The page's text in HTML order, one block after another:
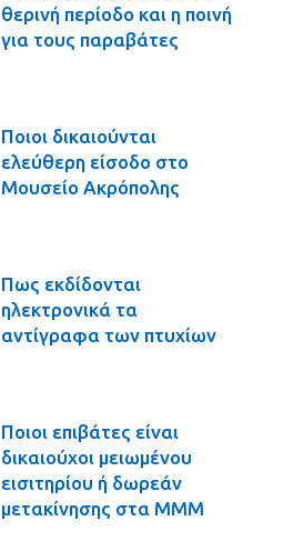
θερινή περίοδο και η ποινή
για τους παραβάτες
Ποιοι δικαιούνται
ελεύθερη είσοδο στο
Μουσείο Ακρόπολης
Πως εκδίδονται
ηλεκτρονικά τα
αντίγραφα των πτυχίων
Ποιοι επιβάτες είναι
δικαιούχοι μειωμένου
εισιτηρίου ή δωρεάν
μετακίνησης στα ΜΜΜ